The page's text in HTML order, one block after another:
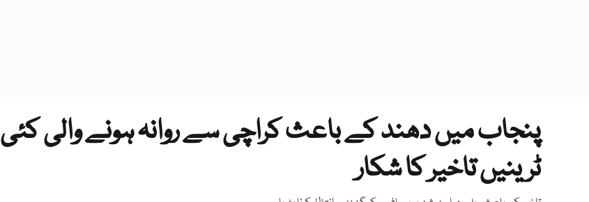
پنجاب میں دھند کے باعث کراچی سے روانہ ہونے والی کئی
ٹرینیں تاخیر کا شکار